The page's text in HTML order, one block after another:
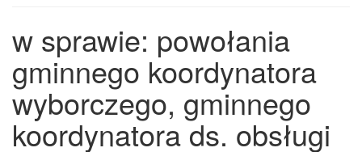
w sprawie: powołania
gminnego koordynatora
wyborczego, gminnego
koordynatora ds. obsługi